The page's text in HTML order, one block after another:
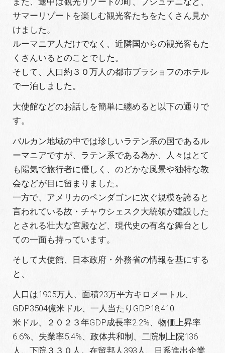
サマーリゾートを楽しむ観光客たちをたくさん見か
けました。
ルーマニア人だけでなく、近隣国からの観光客もた
くさんいるとのことでした。
そして、人口約３０万人の都市ブラショフのホテル
で一泊しました。
大使館などのお話しを簡単に纏めると以下の通りで
す。
バルカン地域の中では珍しいラテン系の国であるル
ーマニアですが、ラテン系である為か、人々はとて
も陽気で旅行者に優しく、のどかな風景や独特な教
会などが目に留まりました。
一方で、アメリカのペンダゴンに次ぐ規模を誇ると
言われている故・チャウシェスク大統領が建設した
とされる壮大な宮殿など、現代史の有名な舞台とし
ての一面も持っています。
そして大使館、日本政府・外務省の情報を基にする
と、
人口は1905万人、面積23万平方キロメートル、
GDP3504億米ドル、一人当たりGDP18,410
米ドル、２０２３年GDP成長率2.2%、物価上昇率
6.6%、失業率5.4%、政体共和制、二院制上院136
人、下院３３０人。在留邦人393人、日系進出企業